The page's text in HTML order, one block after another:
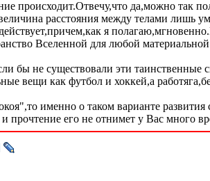
происходит.Отвечу,что да,можно так
расстояния между телами лишь
я
Вселенной для любой
бы не существовали эти таинственные
вещи как футбол и хоккей,а
именно о таком варианте
прочтение его не отнимет у Вас много